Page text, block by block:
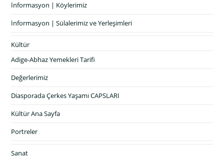
İnformasyon | Köylerimiz
İnformasyon | Sülalerimiz ve Yerleşimleri
Kültür
Adige-Abhaz Yemekleri Tarifi
Değerlerimiz
Diasporada Çerkes Yaşamı CAPSLARI
Kültür Ana Sayfa
Portreler
Sanat